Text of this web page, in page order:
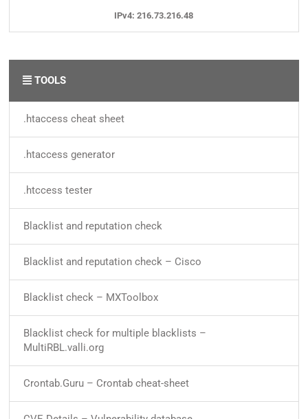
IPv4: 216.73.216.48
TOOLS
.htaccess cheat sheet
.htaccess generator
.htccess tester
Blacklist and reputation check
Blacklist and reputation check – Cisco
Blacklist check – MXToolbox
Blacklist check for multiple blacklists –
MultiRBL.valli.org
Crontab.Guru – Crontab cheat-sheet